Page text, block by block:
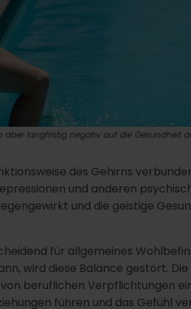
langfristig negativ auf die Gesundheit
des Gehirns
und anderen
und die geistige
für allgemeines
wird diese Balance gestört.
beruflichen Verpflichtungen
führen und das Gefühl